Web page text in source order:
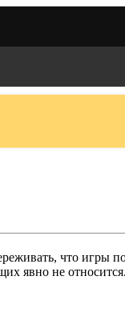
что игры
явно не относится.